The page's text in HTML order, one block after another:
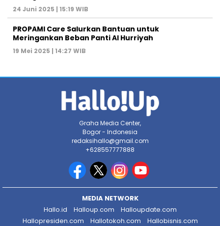
24 Juni 2025 | 15:19 WIB
PROPAMI Care Salurkan Bantuan untuk
Meringankan Beban Panti Al Hurriyah
19 Mei 2025 | 14:27 WIB
Graha Media Center,
Bogor - Indonesia
redaksihallo@gmail.com
+628557777888
MEDIA NETWORK
Hallo.id
Halloup.com
Halloupdate.com
Hallopresiden.com
Hallotokoh.com
Hallobisnis.com